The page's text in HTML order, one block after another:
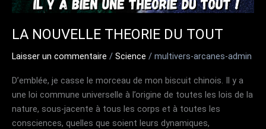
LA NOUVELLE THEORIE DU TOUT
Laisser un commentaire / Science / multivers-arcanes-admin
D’emblée, je casse le morceau de mon biscuit chinois. Il y a
une loi commune universelle à l’origine de toutes les lois de la
nature, sous-jacente à tous les corps et à toutes les
consciences, quelles que soient leurs dynamiques,